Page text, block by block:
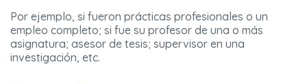
Por ejemplo, si fueron prácticas profesionales o un
empleo completo; si fue su profesor de una o más
asignatura; asesor de tesis; supervisor en una
investigación, etc.